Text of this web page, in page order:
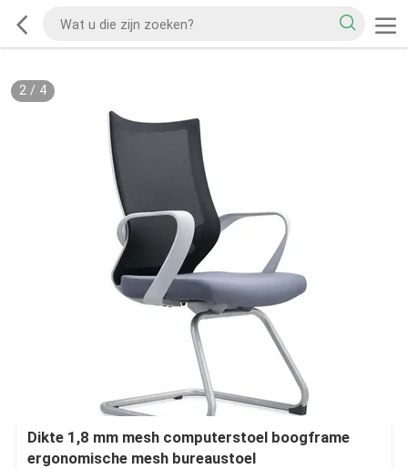
2/ 4
Dikte 1,8 mm mesh computerstoel boogframe
ergonomische mesh bureaustoel